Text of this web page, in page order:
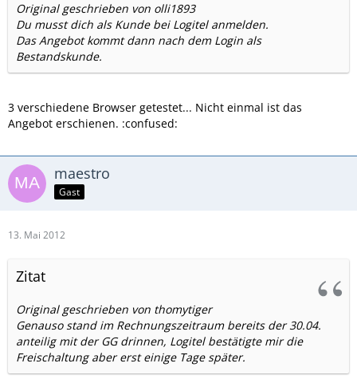
Original geschrieben von olli1893
Du musst dich als Kunde bei Logitel anmelden.
Das Angebot kommt dann nach dem Login als
Bestandskunde.
3 verschiedene Browser getestet... Nicht einmal ist das
Angebot erschienen. :confused:
maestro
Gast
13. Mai 2012
Zitat
Original geschrieben von thomytiger
Genauso stand im Rechnungszeitraum bereits der 30.04.
anteilig mit der GG drinnen, Logitel bestätigte mir die
Freischaltung aber erst einige Tage später.